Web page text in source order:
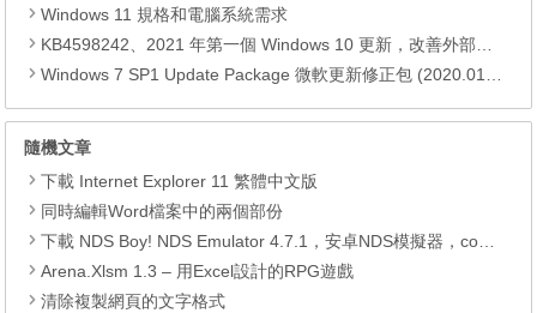
Windows 11 規格和電腦系統需求
KB4598242、2021 年第一個 Windows 10 更新，改善外部裝置安全性、解決HTTPS安全漏洞、印表機呼叫(RPC)漏洞
Windows 7 SP1 Update Package 微軟更新修正包 (2020.01月份)
隨機文章
下載 Internet Explorer 11 繁體中文版
同時編輯Word檔案中的兩個部份
下載 NDS Boy! NDS Emulator 4.7.1，安卓NDS模擬器，com.anhhuy.ds4droid (.apk)
Arena.Xlsm 1.3 – 用Excel設計的RPG遊戲
清除複製網頁的文字格式